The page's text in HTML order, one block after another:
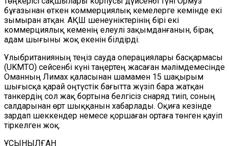
бұғазынан өткен коммерциялық кемелерге кемінде екі
зымыран атқан. АҚШ шенеуніктерінің бірі екі
коммерциялық кеменің елеулі зақымданғанын, бірақ
адам шығыны жоқ екенін білдірді.
Ұлыбританияның теңіз сауда операциялары басқармасы
(UKMTO) сейсенбі күні таңертең жасаған мәлімдемесінде
Оманның Лимах қаласынан шамамен 15 шақырым
шығысқа қарай оңтүстік бағытта жүзіп бара жатқан
танкердің сол жақ бортына белгісіз снаряд тиіп, соның
салдарынан өрт шыққанын хабарлады. Оқиға кезінде
зардап шеккендер немесе қоршаған ортаға төнген қауіп
тіркелген жоқ.
ҰСЫНЫЛҒАН